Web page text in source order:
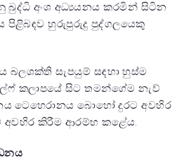
බුද්ධි අංශ අධ්‍යයනය කරමින් සිටින
පිළිබඳව හුරුපුරුදු පුද්ගලයෙකු
බලශක්ති සැපයුම් සඳහා හුස්ම
කලාපයේ සිට තමන්ගේම නැව්
ටෙහෙරානය බොහෝ දුරට අවහිර
අවහිර කිරීම ආරම්භ කළේය.